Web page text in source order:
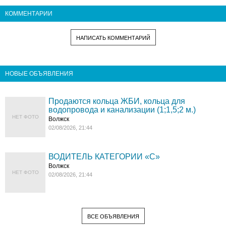
КОММЕНТАРИИ
НАПИСАТЬ КОММЕНТАРИЙ
НОВЫЕ ОБЪЯВЛЕНИЯ
НЕТ ФОТО
Продаются кольца ЖБИ, кольца для
водопровода и канализации (1;1,5;2 м.)
Волжск
02/08/2026, 21:44
НЕТ ФОТО
ВОДИТЕЛЬ КАТЕГОРИИ «C»
Волжск
02/08/2026, 21:44
ВСЕ ОБЪЯВЛЕНИЯ